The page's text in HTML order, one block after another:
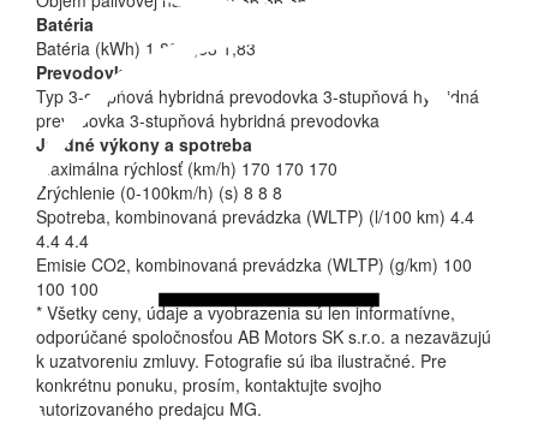
Batéria
Batéria (kWh) 1,83 1,83 1,83
Prevodovka
Typ 3-stupňová hybridná prevodovka 3-stupňová hybridná
prevodovka 3-stupňová hybridná prevodovka
Jazdné výkony a spotreba
Maximálna rýchlosť (km/h) 170 170 170
Zrýchlenie (0-100km/h) (s) 8 8 8
Spotreba, kombinovaná prevádzka (WLTP) (l/100 km) 4.4
4.4 4.4
Emisie CO2, kombinovaná prevádzka (WLTP) (g/km) 100
100 100
* Všetky ceny, údaje a vyobrazenia sú len informatívne,
odporúčané spoločnosťou AB Motors SK s.r.o. a nezaväzujú
k uzatvoreniu zmluvy. Fotografie sú iba ilustračné. Pre
konkrétnu ponuku, prosím, kontaktujte svojho
autorizovaného predajcu MG.